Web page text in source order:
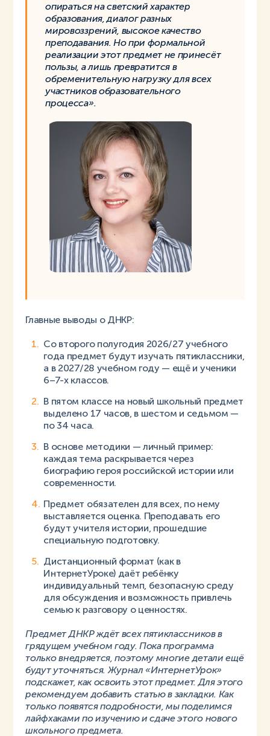
опираться на светский характер
образования, диалог разных
мировоззрений, высокое качество
преподавания. Но при формальной
реализации этот предмет не принесёт
пользы, а лишь превратится в
обременительную нагрузку для всех
участников образовательного
процесса».
Главные выводы о ДНКР:
Со второго полугодия 2026/27 учебного
года предмет будут изучать пятиклассники,
а в 2027/28 учебном году — ещё и ученики
6–7-х классов.
В пятом классе на новый школьный предмет
выделено 17 часов, в шестом и седьмом —
по 34 часа.
В основе методики — личный пример:
каждая тема раскрывается через
биографию героя российской истории или
современности.
Предмет обязателен для всех, по нему
выставляется оценка. Преподавать его
будут учителя истории, прошедшие
специальную подготовку.
Дистанционный формат (как в
ИнтернетУроке) даёт ребёнку
индивидуальный темп, безопасную среду
для обсуждения и возможность привлечь
семью к разговору о ценностях.
Предмет ДНКР ждёт всех пятиклассников в
грядущем учебном году. Пока программа
только внедряется, поэтому многие детали ещё
будут уточняться. Журнал «ИнтернетУрок»
подскажет, как освоить этот предмет. Для этого
рекомендуем добавить статью в закладки. Как
только появятся подробности, мы поделимся
лайфхаками по изучению и сдаче этого нового
школьного предмета.